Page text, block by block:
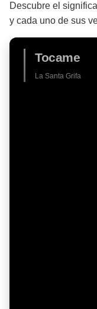
Descubre el
y cada uno de sus
Tocame
La Santa Grifa